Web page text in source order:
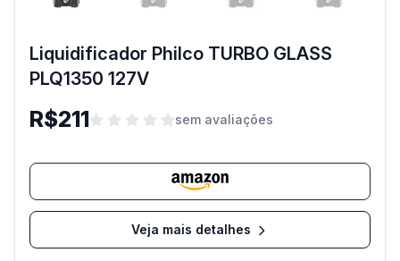
Liquidificador Philco TURBO GLASS
PLQ1350 127V
R$211 sem avaliações
Veja mais detalhes